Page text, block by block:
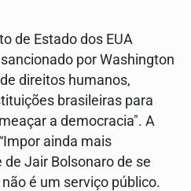
de Estado dos EUA
por Washington
direitos humanos,
brasileiras para
a democracia". A
ainda mais
Jair Bolsonaro de se
é um serviço público.